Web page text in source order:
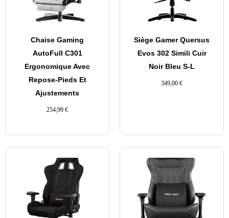
Chaise Gaming
AutoFull C301
Ergonomique Avec
Repose-Pieds Et
Ajustements
254,99 €
Siège Gamer Quersus
Evos 302 Simili Cuir
Noir Bleu S-L
349,00 €